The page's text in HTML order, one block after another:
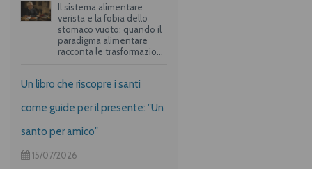
Il sistema alimentare
verista e la fobia dello
stomaco vuoto: quando il
paradigma alimentare
racconta le trasformazioni
Un libro che riscopre i santi
come guide per il presente: "Un
santo per amico"
15/07/2026